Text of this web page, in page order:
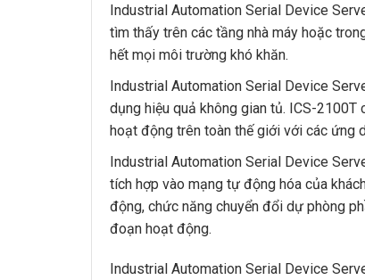
Industrial Automation Serial Device
tìm thấy trên các tầng nhà máy hoặc
hết mọi môi trường khó khăn.
Industrial Automation Serial Device
dụng hiệu quả không gian tủ. ICS-
hoạt động trên toàn thế giới với các ứng
Industrial Automation Serial Device
tích hợp vào mạng tự động hóa của
động, chức năng chuyển đổi dự phòng
đoạn hoạt động.
Industrial Automation Serial Device